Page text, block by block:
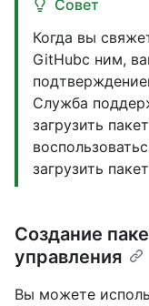
Совет
Когда вы
GitHubс ним,
Служба
загрузить
загрузить
Создание
управления
Вы можете